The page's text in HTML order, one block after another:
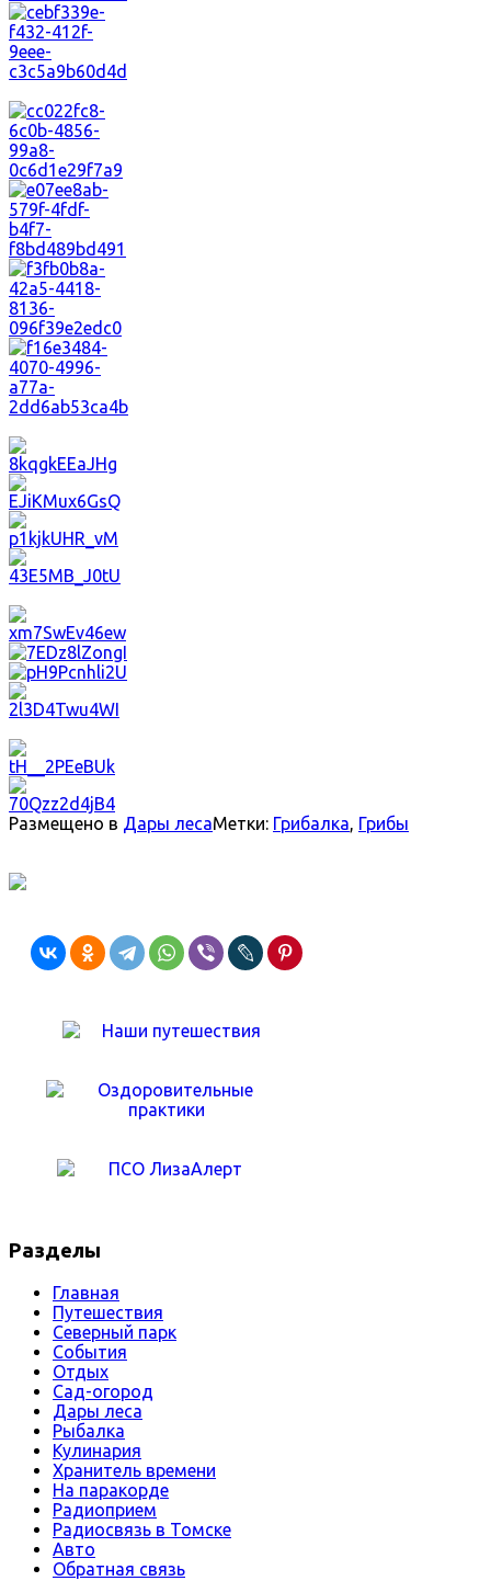
Размещено в Дары лесаМетки: Грибалка, Грибы
Разделы
Главная
Путешествия
Северный парк
События
Отдых
Сад-огород
Дары леса
Рыбалка
Кулинария
Хранитель времени
На паракорде
Радиоприем
Радиосвязь в Томске
Авто
Обратная связь